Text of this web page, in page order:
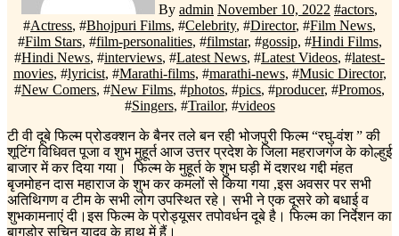
By admin November 10, 2022 #actors,
#Actress, #Bhojpuri Films, #Celebrity, #Director, #Film News,
#Film Stars, #film-personalities, #filmstar, #gossip, #Hindi Films,
#Hindi News, #interviews, #Latest News, #Latest Videos, #latest-
movies, #lyricist, #Marathi-films, #marathi-news, #Music Director,
#New Comers, #New Films, #photos, #pics, #producer, #Promos,
#Singers, #Trailor, #videos
टी वी दूबे फिल्म प्रोडक्शन के बैनर तले बन रही भोजपुरी फिल्म “रघु-वंश ” की
शूटिंग विधिवत पूजा व शुभ मुहूर्त आज उत्तर प्रदेश के जिला महराजगंज के कोल्हुई
बाजार में कर दिया गया। फिल्म के मुहूर्त के शुभ घड़ी में दशरथ गद्दी मंहत
बृजमोहन दास महाराज के शुभ कर कमलों से किया गया ,इस अवसर पर सभी
अतिथिगण व टीम के सभी लोग उपस्थित रहे। सभी ने एक दूसरे को बधाई व
शुभकामनाएं दी।इस फिल्म के प्रोड्यूसर तपोवर्धन दूबे है। फिल्म का निर्देशन का
बागडोर सचिन यादव के हाथ में हैं।